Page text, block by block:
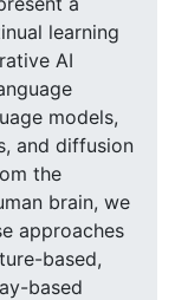
learning
AI
models,
and diffusion
the
brain, we
approaches
based,
based